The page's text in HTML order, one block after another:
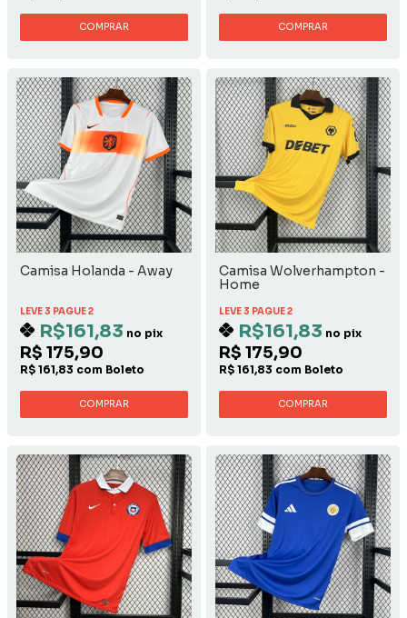
COMPRAR COMPRAR
Camisa Holanda - Away
LEVE 3 PAGUE 2
R$161,83 no pix
R$ 175,90
R$ 161,83 com Boleto
COMPRAR
Camisa Wolverhampton -
Home
LEVE 3 PAGUE 2
R$161,83 no pix
R$ 175,90
R$ 161,83 com Boleto
COMPRAR